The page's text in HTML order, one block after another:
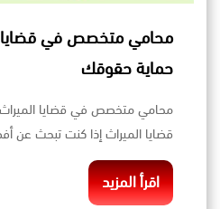
محامي متخصص في قضايا
حماية حقوقك
محامي متخصص في قضايا
قضايا الميراث إذا كنت تبحث عن
اقرأ المزيد